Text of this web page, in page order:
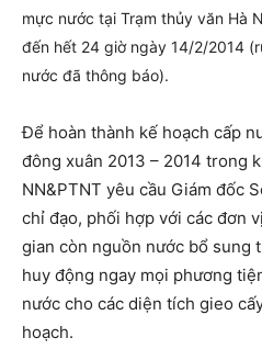
mực nước tại Trạm thủy văn Hà
đến hết 24 giờ ngày 14/2/2014
nước đã thông báo).
Để hoàn thành kế hoạch cấp
đông xuân 2013 – 2014 trong
NN&PTNT yêu cầu Giám đốc
chỉ đạo, phối hợp với các đơn
gian còn nguồn nước bổ sung
huy động ngay mọi phương
nước cho các diện tích gieo
hoạch.